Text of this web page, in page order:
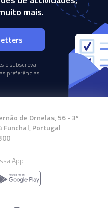
mais.
e subscreva
preferências.
de Ornelas, 56 - 3º
Funchal, Portugal
App